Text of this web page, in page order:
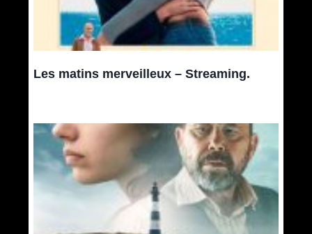
Les matins merveilleux – Streaming.